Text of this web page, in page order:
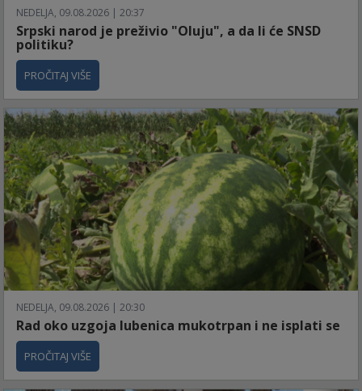
NEDELJA, 09.08.2026 | 20:37
Srpski narod je preživio "Oluju", a da li će SNSD
politiku?
PROČITAJ VIŠE
NEDELJA, 09.08.2026 | 20:30
Rad oko uzgoja lubenica mukotrpan i ne isplati se
PROČITAJ VIŠE